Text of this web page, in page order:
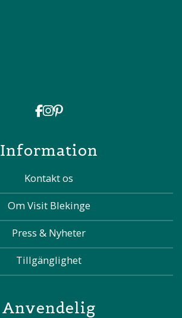
Information
Kontakt os
Om Visit Blekinge
Press & Nyheter
Tillgänglighet
Anvendelig